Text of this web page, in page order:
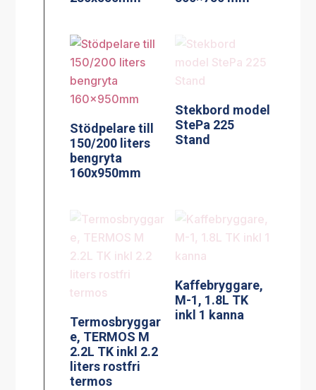
Stödpelare till
150/200 liters
bengryta
160x950mm
Stekbord model
StePa 225
Stand
Termosbryggar
e, TERMOS M
2.2L TK inkl 2.2
liters rostfri
termos
Kaffebryggare,
M-1, 1.8L TK
inkl 1 kanna